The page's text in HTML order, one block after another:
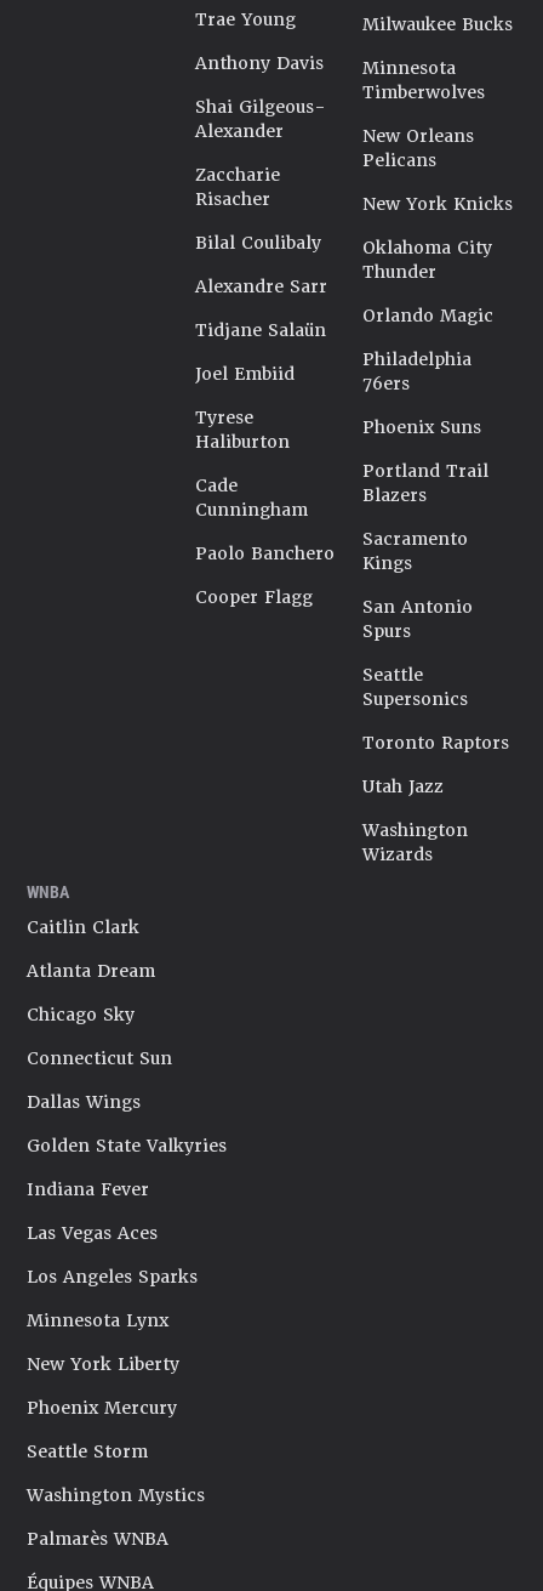
Trae Young
Anthony Davis
Shai Gilgeous-
Alexander
Zaccharie
Risacher
Bilal Coulibaly
Alexandre Sarr
Tidjane Salaün
Joel Embiid
Tyrese
Haliburton
Cade
Cunningham
Paolo Banchero
Cooper Flagg
Milwaukee Bucks
Minnesota
Timberwolves
New Orleans
Pelicans
New York Knicks
Oklahoma City
Thunder
Orlando Magic
Philadelphia
76ers
Phoenix Suns
Portland Trail
Blazers
Sacramento
Kings
San Antonio
Spurs
Seattle
Supersonics
Toronto Raptors
Utah Jazz
Washington
Wizards
WNBA
Caitlin Clark
Atlanta Dream
Chicago Sky
Connecticut Sun
Dallas Wings
Golden State Valkyries
Indiana Fever
Las Vegas Aces
Los Angeles Sparks
Minnesota Lynx
New York Liberty
Phoenix Mercury
Seattle Storm
Washington Mystics
Palmarès WNBA
Équipes WNBA